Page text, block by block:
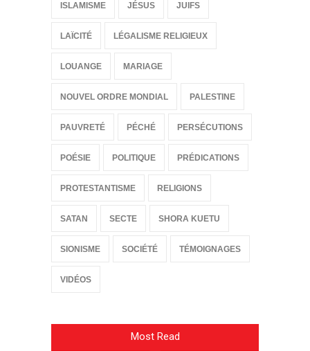
ISLAMISME JÉSUS JUIFS
LAÏCITÉ LÉGALISME RELIGIEUX
LOUANGE MARIAGE
NOUVEL ORDRE MONDIAL PALESTINE
PAUVRETÉ PÉCHÉ PERSÉCUTIONS
POÉSIE POLITIQUE PRÉDICATIONS
PROTESTANTISME RELIGIONS
SATAN SECTE SHORA KUETU
SIONISME SOCIÉTÉ TÉMOIGNAGES
VIDÉOS
Most Read